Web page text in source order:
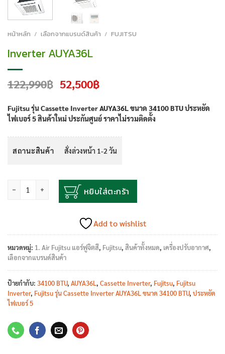
หน้าหลัก / เลือกจากแบรนด์สินค้า / FUJITSU
Inverter AUYA36L
122,990฿ Original
price
was:
122,990฿.
52,500฿Current
is:
52,500฿.
Fujitsu รุ่น Cassette Inverter AUYA36L ขนาด 34100 BTU ประหยัด
ไฟเบอร์ 5 สินค้าใหม่ ประกันศูนย์ ราคาไม่รวมติดตั้ง
สถานะสินค้า สั่งล่วงหน้า 1-2 วัน
หยิบใส่ตะกร้า
Add to wishlist
หมวดหมู่: 1. Air Fujitsu แอร์ฟูจิตสึ, Fujitsu, สินค้าทั้งหมด, เครื่องปรับอากาศ,
เลือกจากแบรนด์สินค้า
ป้ายกำกับ: 34100 BTU, AUYA36L, Cassette Inverter, Fujitsu, Fujitsu
Inverter, Fujitsu รุ่น Cassette Inverter AUYA36L ขนาด 34100 BTU, ประหยัด
ไฟเบอร์ 5